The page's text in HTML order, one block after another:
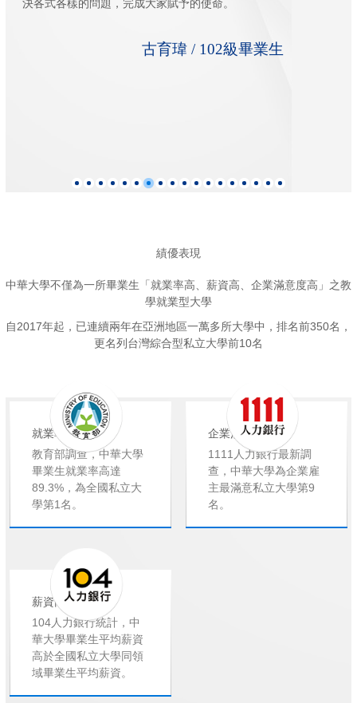
決各式各樣的問題，完成大家賦予的使命。
古育瑋 / 102級畢業生
績優表現
中華大學不僅為一所畢業生「就業率高、薪資高、企業滿意度高」之教
學就業型大學
自2017年起，已連續兩年在亞洲地區一萬多所大學中，排名前350名，
更名列台灣綜合型私立大學前10名
就業率高
教育部調查，中華大學
畢業生就業率高達
89.3%，為全國私立大
學第1名。
企業滿意度高
1111人力銀行最新調
查，中華大學為企業雇
主最滿意私立大學第9
名。
薪資高
104人力銀行統計，中
華大學畢業生平均薪資
高於全國私立大學同領
域畢業生平均薪資。